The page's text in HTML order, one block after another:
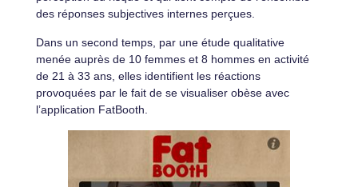
des réponses subjectives internes perçues.
Dans un second temps, par une étude qualitative
menée auprès de 10 femmes et 8 hommes en activité
de 21 à 33 ans, elles identifient les réactions
provoquées par le fait de se visualiser obèse avec
l’application FatBooth.